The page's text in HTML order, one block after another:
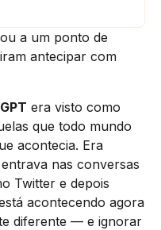
a um ponto de
antecipar com
era visto como
que todo mundo
acontecia. Era
nas conversas
Twitter e depois
acontecendo agora
diferente — e ignorar